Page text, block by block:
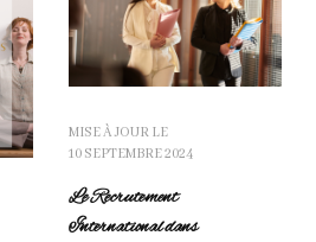
MISE À JOUR LE
10 SEPTEMBRE 2024
Le Recrutement
International dans